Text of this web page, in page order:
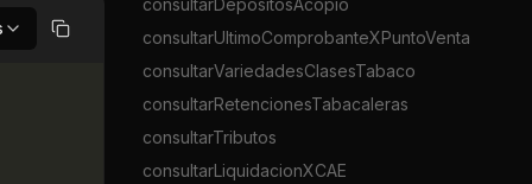
Copiar
consultarDepositosAcopio
consultarUltimoComprobanteXPuntoVenta
consultarVariedadesClasesTabaco
consultarRetencionesTabacaleras
consultarTributos
consultarLiquidacionXCAE